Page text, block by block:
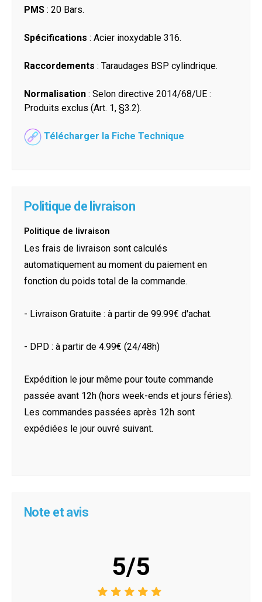
PMS : 20 Bars.
Spécifications : Acier inoxydable 316.
Raccordements : Taraudages BSP cylindrique.
Normalisation : Selon directive 2014/68/UE :
Produits exclus (Art. 1, §3.2).
Télécharger la Fiche Technique
Politique de livraison
Politique de livraison
Les frais de livraison sont calculés
automatiquement au moment du paiement en
fonction du poids total de la commande.
- Livraison Gratuite : à partir de 99.99€ d'achat.
- DPD : à partir de 4.99€ (24/48h)
Expédition le jour même pour toute commande
passée avant 12h (hors week-ends et jours féries).
Les commandes passées après 12h sont
expédiées le jour ouvré suivant.
Note et avis
5/5